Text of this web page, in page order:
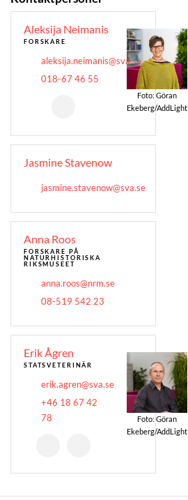
Aleksija Neimanis
FORSKARE
aleksija.neimanis@sva.se
018-67 46 55
Foto: Göran
Ekeberg/AddLight
Jasmine Stavenow
jasmine.stavenow@sva.se
Anna Roos
FORSKARE PÅ
NATURHISTORISKA
RIKSMUSEET
anna.roos@nrm.se
08-519 542 23
Erik Ågren
STATSVETERINÄR
erik.agren@sva.se
+46 18 67 42
78
Foto: Göran
Ekeberg/AddLight